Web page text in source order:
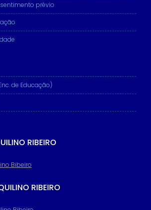
prévio
de Educação)
RIBEIRO
RIBEIRO